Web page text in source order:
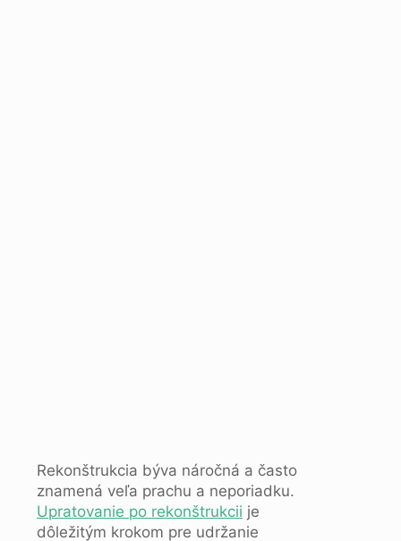
Rekonštrukcia býva náročná a často
znamená veľa prachu a neporiadku.
Upratovanie po rekonštrukcii je
dôležitým krokom pre udržanie